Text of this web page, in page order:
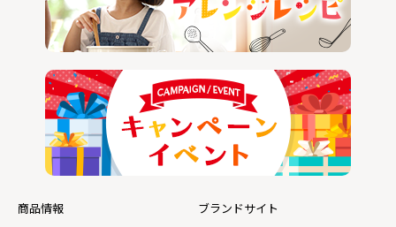
商品情報
ブランドサイト